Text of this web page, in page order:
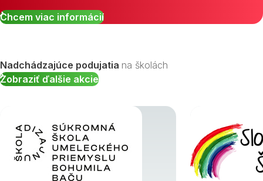
Chcem viac informácií
Nadchádzajúce podujatia na školách
Zobraziť ďalšie akcie